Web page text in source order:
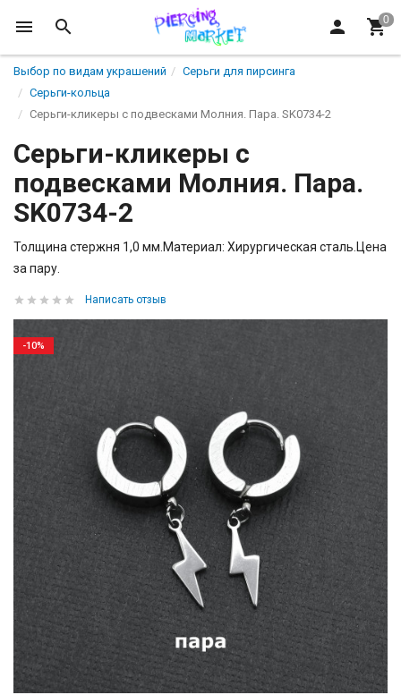
Выбор по видам украшений
Серьги для пирсинга
Серьги-кольца
Серьги-кликеры с подвесками Молния. Пара. SK0734-2
Серьги-кликеры с
подвесками Молния. Пара.
SK0734-2
Толщина стержня 1,0 мм.Материал: Хирургическая сталь.Цена
за пару.
Написать отзыв
-10%